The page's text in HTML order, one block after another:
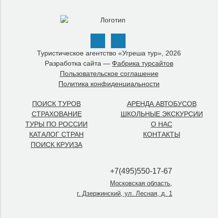
Туристическое агентство «Угреша тур», 2026
Разработка сайта — Фабрика турсайтов
Пользовательское соглашение
Политика конфиденциальности
ПОИСК ТУРОВ
СТРАХОВАНИЕ
ТУРЫ ПО РОССИИ
КАТАЛОГ СТРАН
ПОИСК КРУИЗА
АРЕНДА АВТОБУСОВ
ШКОЛЬНЫЕ ЭКСКУРСИИ
О НАС
КОНТАКТЫ
+7(495)550-17-67
Московская область,
г. Дзержинский, ул. Лесная, д. 1